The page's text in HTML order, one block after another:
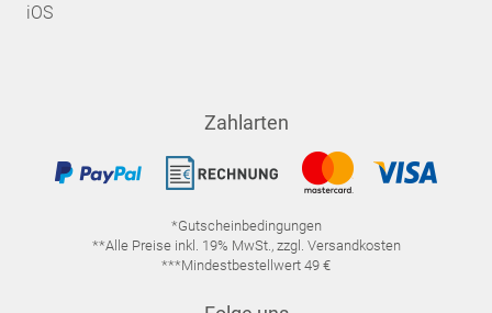
iOS
Zahlarten
*Gutscheinbedingungen
**Alle Preise inkl. 19% MwSt., zzgl. Versandkosten
***Mindestbestellwert 49 €